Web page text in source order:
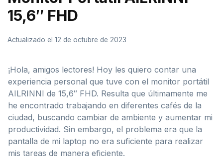
15,6″ FHD
Actualizado el 12 de octubre de 2023
¡Hola, amigos lectores! Hoy les quiero contar una
experiencia personal que tuve con el monitor portátil
AILRINNI de 15,6″ FHD. Resulta que últimamente me
he encontrado trabajando en diferentes cafés de la
ciudad, buscando cambiar de ambiente y aumentar mi
productividad. Sin embargo, el problema era que la
pantalla de mi laptop no era suficiente para realizar
mis tareas de manera eficiente.